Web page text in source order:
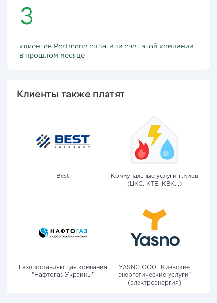
3
клиентов Portmone оплатили счет этой компании
в прошлом месяце
Клиенты также платят
Best
Коммунальные услуги г.Киев
(ЦКС, КТЕ, КВК...)
Газопоставляющая компания
"Нафтогаз Украины"
YASNO OOO "Киевские
энергетические услуги"
(электроэнергия)